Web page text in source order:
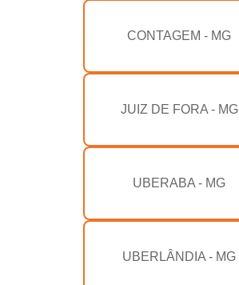
CONTAGEM - MG
JUIZ DE FORA - MG
UBERABA - MG
UBERLÂNDIA - MG